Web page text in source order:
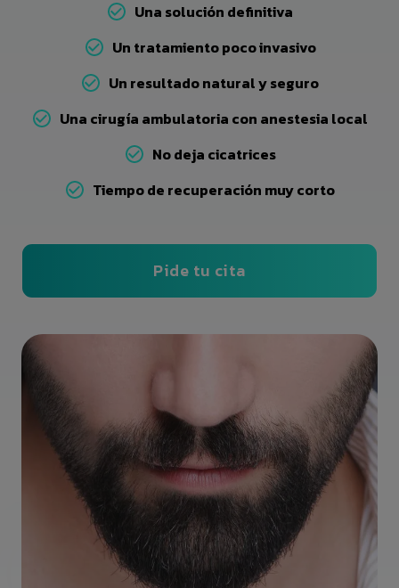
Una solución definitiva
Un tratamiento poco invasivo
Un resultado natural y seguro
Una cirugía ambulatoria con anestesia local
No deja cicatrices
Tiempo de recuperación muy corto
Pide tu cita